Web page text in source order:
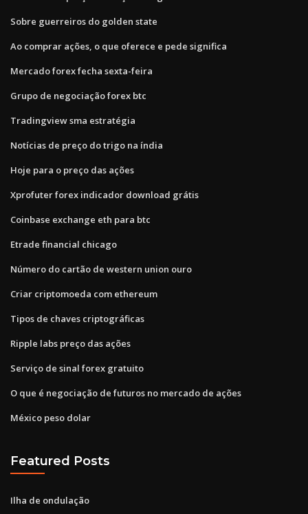
Sobre guerreiros do golden state
Ao comprar ações, o que oferece e pede significa
Mercado forex fecha sexta-feira
Grupo de negociação forex btc
Tradingview sma estratégia
Notícias de preço do trigo na índia
Hoje para o preço das ações
Xprofuter forex indicador download grátis
Coinbase exchange eth para btc
Etrade financial chicago
Número do cartão de western union ouro
Criar criptomoeda com ethereum
Tipos de chaves criptográficas
Ripple labs preço das ações
Serviço de sinal forex gratuito
O que é negociação de futuros no mercado de ações
México peso dolar
Featured Posts
Ilha de ondulação